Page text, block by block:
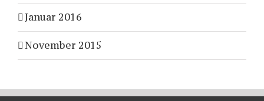
Januar 2016
November 2015